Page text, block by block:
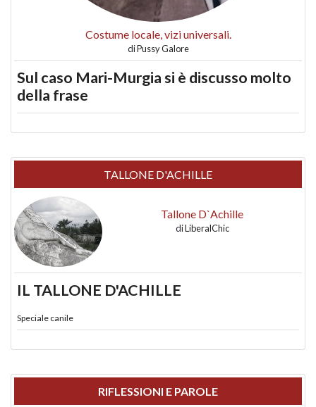
Costume locale, vizi universali.
diPussy Galore
Sul caso Mari-Murgia si è discusso molto
della frase
TALLONE D'ACHILLE
Tallone D`Achille
diLiberalChic
IL TALLONE D'ACHILLE
Speciale canile
RIFLESSIONI E PAROLE